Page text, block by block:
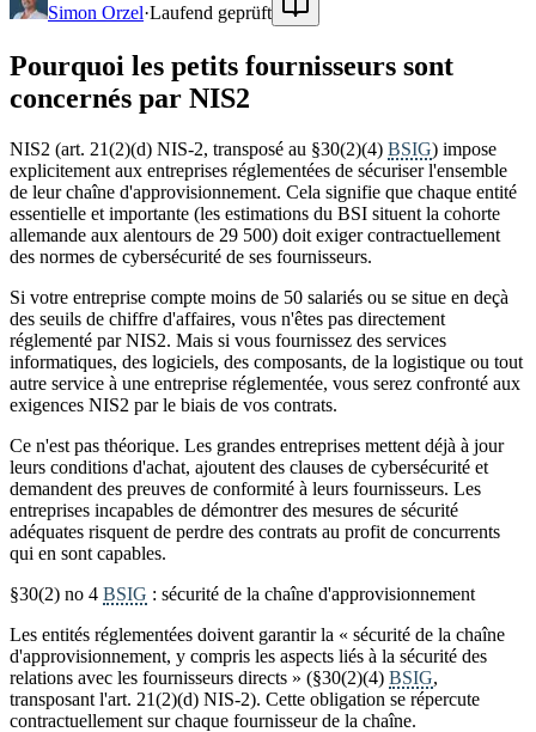
Simon Orzel·Laufend geprüft
Pourquoi les petits fournisseurs sont
concernés par NIS2
NIS2 (art. 21(2)(d) NIS-2, transposé au §30(2)(4) BSIG) impose
explicitement aux entreprises réglementées de sécuriser l'ensemble
de leur chaîne d'approvisionnement. Cela signifie que chaque entité
essentielle et importante (les estimations du BSI situent la cohorte
allemande aux alentours de 29 500) doit exiger contractuellement
des normes de cybersécurité de ses fournisseurs.
Si votre entreprise compte moins de 50 salariés ou se situe en deçà
des seuils de chiffre d'affaires, vous n'êtes pas directement
réglementé par NIS2. Mais si vous fournissez des services
informatiques, des logiciels, des composants, de la logistique ou tout
autre service à une entreprise réglementée, vous serez confronté aux
exigences NIS2 par le biais de vos contrats.
Ce n'est pas théorique. Les grandes entreprises mettent déjà à jour
leurs conditions d'achat, ajoutent des clauses de cybersécurité et
demandent des preuves de conformité à leurs fournisseurs. Les
entreprises incapables de démontrer des mesures de sécurité
adéquates risquent de perdre des contrats au profit de concurrents
qui en sont capables.
§30(2) no 4 BSIG : sécurité de la chaîne d'approvisionnement
Les entités réglementées doivent garantir la « sécurité de la chaîne
d'approvisionnement, y compris les aspects liés à la sécurité des
relations avec les fournisseurs directs » (§30(2)(4) BSIG,
transposant l'art. 21(2)(d) NIS-2). Cette obligation se répercute
contractuellement sur chaque fournisseur de la chaîne.